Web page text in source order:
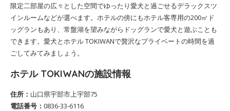
限定二部屋の広々とした空間でゆったり愛犬と過ごせるデラックスツ
インルームなどが選べます。ホテルの傍にもホテル客専用の200㎡ド
ッグランもあり、常盤湖を望みながらドッグランで愛犬と遊ぶことも
できます。愛犬とホテル TOKIWANで贅沢なプライベートの時間を過
ごしてみてみましょう。
ホテル TOKIWANの施設情報
住所： 山口県宇部市上宇部75
電話番号： 0836-33-6116